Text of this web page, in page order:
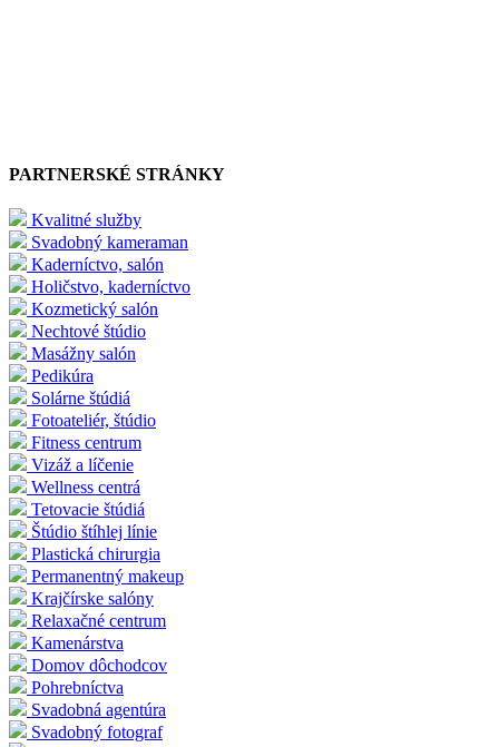
PARTNERSKÉ STRÁNKY
Kvalitné služby
Svadobný kameraman
Kaderníctvo, salón
Holičstvo, kaderníctvo
Kozmetický salón
Nechtové štúdio
Masážny salón
Pedikúra
Solárne štúdiá
Fotoateliér, štúdio
Fitness centrum
Vizáž a líčenie
Wellness centrá
Tetovacie štúdiá
Štúdio štíhlej línie
Plastická chirurgia
Permanentný makeup
Krajčírske salóny
Relaxačné centrum
Kamenárstva
Domov dôchodcov
Pohrebníctva
Svadobná agentúra
Svadobný fotograf